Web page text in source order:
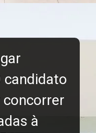
candidato
à